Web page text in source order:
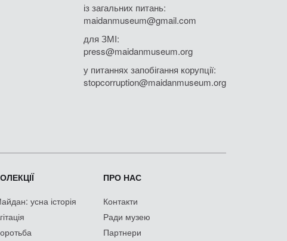
із загальних питань:
maidanmuseum@gmail.com
для ЗМІ:
press@maidanmuseum.org
у питаннях запобігання корупції:
stopcorruption@maidanmuseum.org
усна історія
ПРО НАС
Контакти
Ради музею
Партнери